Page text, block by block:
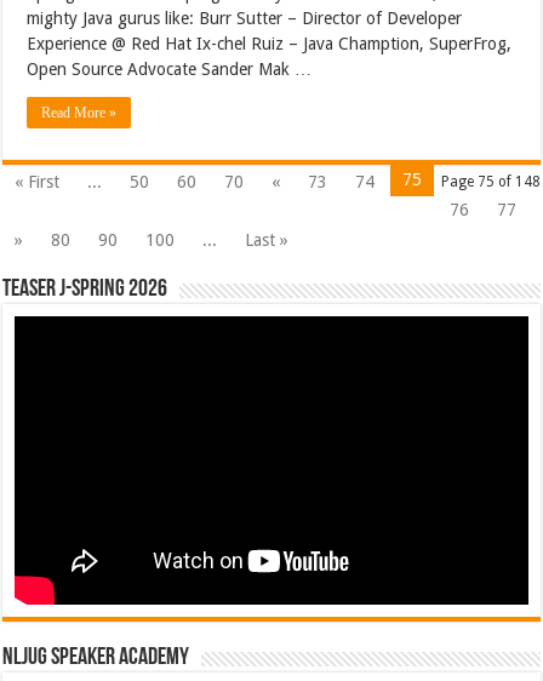
mighty Java gurus like: Burr Sutter – Director of Developer
Experience @ Red Hat Ix-chel Ruiz – Java Chamption, SuperFrog,
Open Source Advocate Sander Mak …
Read More »
Page 75 of 148
« First ... 50 60 70 « 73 74
75
76
77
»
80 90 100 ... Last »
Teaser J-Spring 2026
NLJUG Speaker Academy